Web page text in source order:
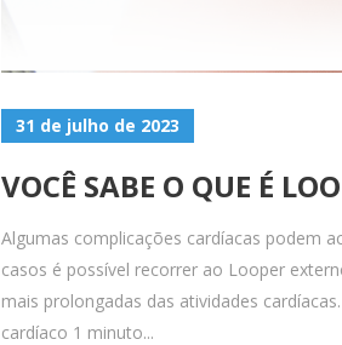
31 de julho de 2023
VOCÊ SABE O QUE É
Algumas complicações cardíacas podem
casos é possível recorrer ao Looper
mais prolongadas das atividades
cardíaco 1 minuto...